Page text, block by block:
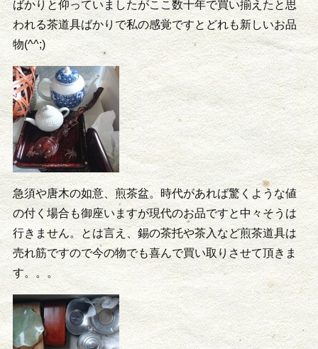
ばかりと仰っていましたがここ数十年で買い揃えたと思
われる茶道具ばかりで私の感覚ですとどれも新しいお品
物(^^;)
急須や唐木の如意、煎茶盆。時代があれば驚くような値
の付く場合も御座いますが現代のお品ですと中々そうは
行きません。とは言え、錫の茶托や茶入など煎茶道具は
売れ筋ですので今の物でも喜んで買い取りさせて頂きま
す。。。